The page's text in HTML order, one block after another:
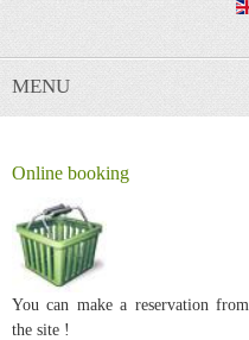
MENU
Online booking
You can make a reservation from
the site !